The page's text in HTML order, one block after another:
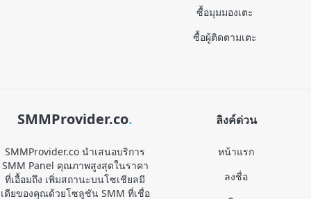
ซื้อมุมมองเตะ
ซื้อผู้ติดตามเตะ
SMMProvider.co.
SMMProvider.co นำเสนอบริการ
SMM Panel คุณภาพสูงสุดในราคา
ที่เอื้อมถึง เพิ่มสถานะบนโซเชียลมี
เดียของคุณด้วยโซลูชัน SMM ที่เชื่อ
ลิงค์ด่วน
หน้าแรก
ลงชื่อ